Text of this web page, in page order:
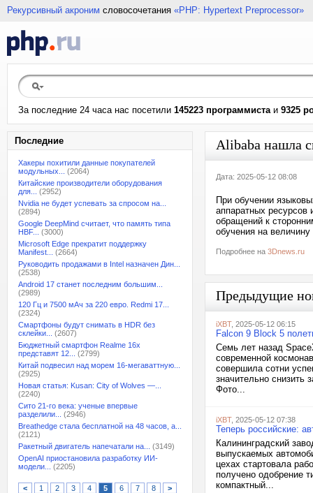
Рекурсивный акроним словосочетания «PHP: Hypertext Preprocessor»
За последние 24 часа нас посетили 145223 программистаи 9325
Последние
Хакеры похитили данные покупателей
модульных...
(2064)
Китайские производители оборудования
для...
(2952)
Nvidia не будет успевать за спросом на...
(2894)
Google DeepMind считает, что память типа
HBF...
(3000)
Microsoft Edge прекратит поддержку
Manifest...
(2664)
Руководить продажами в Intel назначен Дин...
(2538)
Android 17 станет последним большим...
(2989)
120 Гц и 7500 мАч за 220 евро. Redmi 17...
(2324)
Смартфоны будут снимать в HDR без
склейки...
(2607)
Бюджетный смартфон Realme 16x
представят 12...
(2799)
Китай подвесил над морем 16-мегаваттную...
(2925)
Новая статья: Kusan: City of Wolves —...
(2240)
Сито 21-го века: ученые впервые
разделили...
(2946)
Breathedge стала бесплатной на 48 часов, а...
(2121)
Ракетный двигатель напечатали на...
(3149)
OpenAI приостановила разработку ИИ-
модели...
(2205)
< 1 2 3 4 5 6 7 8 >
Alibaba нашла
Дата: 2025-05-12 08:08
При обучении
аппаратных ресурсов
обращений к
обучения на
Подробнее на 3Dnews.ru
Предыдущие
iXBT, 2025-05-12 06:15
Falcon 9 Block 5
Семь лет назад
современной
совершила сотни
значительно снизить
Фото...
iXBT, 2025-05-12 07:38
Теперь российские:
Калининградский
выпускаемых
цехах стартовала
получено одобрение
компактный...